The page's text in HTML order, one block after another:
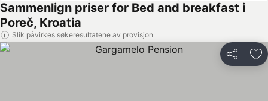
Sammenlign priser for Bed and breakfast i
Poreč, Kroatia
Slik påvirkes søkeresultatene av provisjon
Del